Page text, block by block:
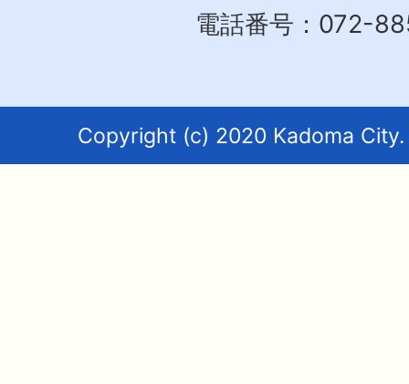
電話番号：072-
Copyright (c) 2020 Kadoma